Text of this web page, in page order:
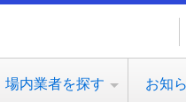
場内業者を探す お知